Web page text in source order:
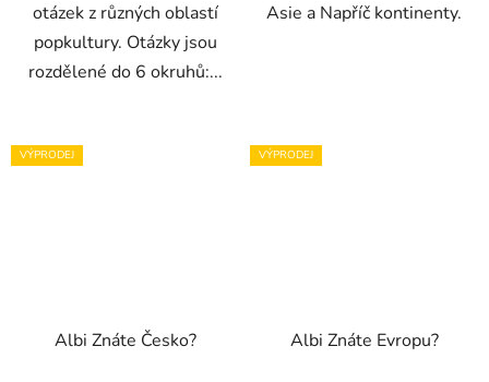
otázek z různých oblastí
popkultury. Otázky jsou
rozdělené do 6 okruhů:...
Asie a Napříč kontinenty.
VÝPRODEJ
Albi Znáte Česko?
VÝPRODEJ
Albi Znáte Evropu?